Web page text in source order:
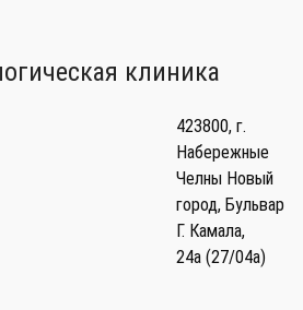
клиника
423800, г.
Набережные
Челны Новый
город, Бульвар
Г. Камала,
24а (27/04а)